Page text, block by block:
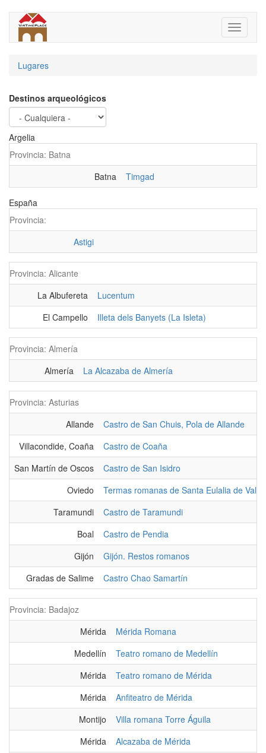
contenido
principal
Toggle
Lugares
Destinos arqueológicos
Argelia
Provincia: Batna
Batna
Timgad
España
Provincia:
Astigi
Provincia: Alicante
La Albufereta
Lucentum
El Campello
Illeta dels Banyets (La Isleta)
Provincia: Almería
Almería
La Alcazaba de Almería
Provincia: Asturias
Allande
Castro de San Chuis, Pola de Allande
Villacondide, Coaña
Castro de Coaña
San Martín de Oscos
Castro de San Isidro
Oviedo
Termas romanas de Santa Eulalia de
Taramundi
Castro de Taramundi
Boal
Castro de Pendia
Gijón
Gijón. Restos romanos
Gradas de Salime
Castro Chao Samartín
Provincia: Badajoz
Mérida
Mérida Romana
Medellín
Teatro romano de Medellín
Mérida
Teatro romano de Mérida
Mérida
Anfiteatro de Mérida
Montijo
Villa romana Torre Águila
Mérida
Alcazaba de Mérida